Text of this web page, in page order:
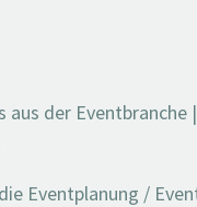
aus der Eventbranche |
Eventplanung /